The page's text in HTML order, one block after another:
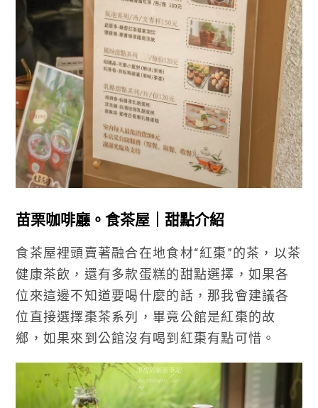
苗栗咖啡廳。食茶屋｜甜點介紹
食茶屋裡頭賣著融合在地食材“紅棗”的茶，以茶
健康茶飲，還有多款蛋糕的甜點選擇，如果各
位來這邊不知道要喝什麼的話，那我會建議各
位直接選擇棗茶系列，畢竟公館是紅棗的故
鄉，如果來到公館沒有喝到紅棗有點可惜。